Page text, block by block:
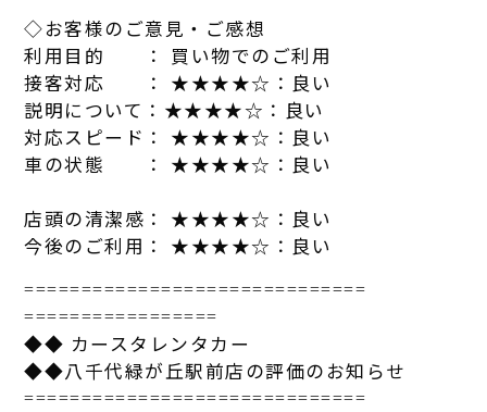
◇お客様のご意見・ご感想
利用目的 ： 買い物でのご利用
接客対応 ： ★★★★☆：良い
説明について：★★★★☆：良い
対応スピード： ★★★★☆：良い
車の状態 ： ★★★★☆：良い
店頭の清潔感： ★★★★☆：良い
今後のご利用： ★★★★☆：良い
==============================
=================
◆◆ カー スタ レンタカ ー
◆◆八千代緑が丘駅前店の評価のお知らせ
==============================